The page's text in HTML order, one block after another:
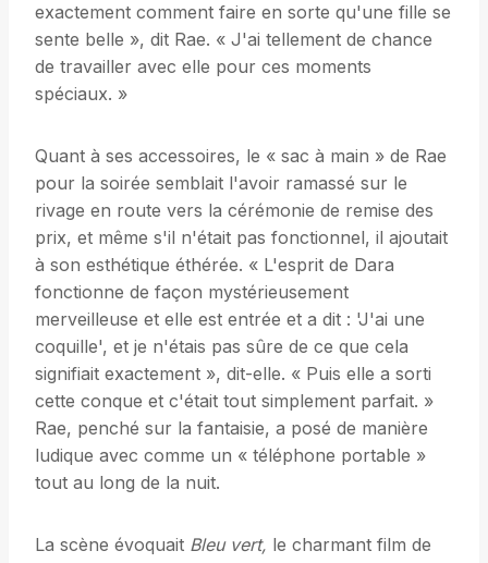
exactement comment faire en sorte qu'une fille se
sente belle », dit Rae. « J'ai tellement de chance
de travailler avec elle pour ces moments
spéciaux. »
Quant à ses accessoires, le « sac à main » de Rae
pour la soirée semblait l'avoir ramassé sur le
rivage en route vers la cérémonie de remise des
prix, et même s'il n'était pas fonctionnel, il ajoutait
à son esthétique éthérée. « L'esprit de Dara
fonctionne de façon mystérieusement
merveilleuse et elle est entrée et a dit : 'J'ai une
coquille', et je n'étais pas sûre de ce que cela
signifiait exactement », dit-elle. « Puis elle a sorti
cette conque et c'était tout simplement parfait. »
Rae, penché sur la fantaisie, a posé de manière
ludique avec comme un « téléphone portable »
tout au long de la nuit.
La scène évoquait Bleu vert, le charmant film de